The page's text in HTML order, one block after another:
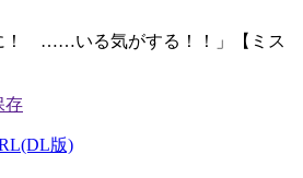
！ ……いる気がする！！」【ミス